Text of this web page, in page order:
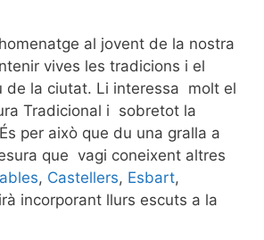
al jovent de la nostra
vives les tradicions i el
de la ciutat. Li interessa molt el
Tradicional i sobretot la
per això que du una gralla a
que vagi coneixent altres
, Castellers, Esbart,
incorporant llurs escuts a la